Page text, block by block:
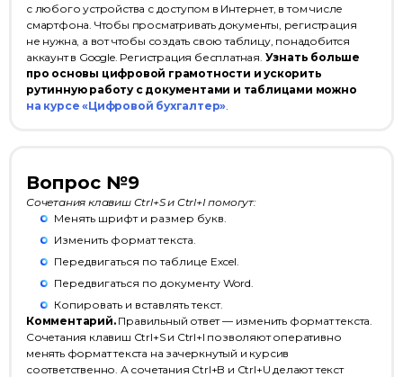
с любого устройства с доступом в Интернет, в том числе
смартфона. Чтобы просматривать документы, регистрация
не нужна, а вот чтобы создать свою таблицу, понадобится
аккаунт в Google. Регистрация бесплатная. Узнать больше
про основы цифровой грамотности и ускорить
рутинную работу с документами и таблицами можно
на курсе «Цифровой бухгалтер»
Вопрос №9
Сочетания клавиш Ctrl+S и Ctrl+I помогут:
Менять шрифт и размер букв.
Изменить формат текста.
Передвигаться по таблице Excel.
Передвигаться по документу Word.
Копировать и вставлять текст.
Комментарий.Правильный ответ — изменить формат текста.
Сочетания клавиш Ctrl+S и Ctrl+I позволяют оперативно
менять формат текста на зачеркнутый и курсив
соответственно. А сочетания Ctrl+B и Ctrl+U делают текст